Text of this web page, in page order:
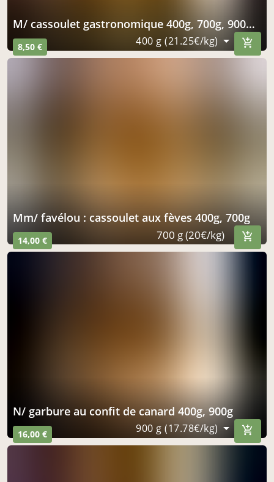
m/ cassoulet gastronomique 400g, 700g, 900g, 3kg
8,50 € 400 g (21.25€/kg)
mm/ favélou : cassoulet aux fèves 400g, 700g
14,00 € 700 g (20€/kg)
n/ garbure au confit de canard 400g, 900g
16,00 € 900 g (17.78€/kg)